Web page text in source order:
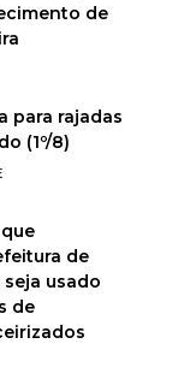
de
para rajadas
(1º/8)
de
usado
de